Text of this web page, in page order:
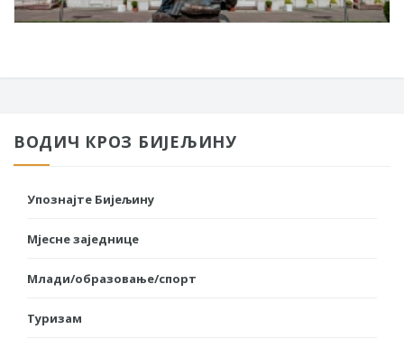
ВОДИЧ КРОЗ БИЈЕЉИНУ
Упознајте Бијељину
Мјесне заједнице
Млади/образовање/спорт
Туризам